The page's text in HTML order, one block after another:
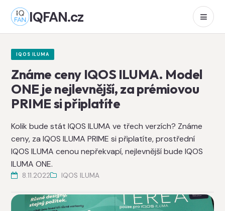
IQFAN.cz
IQOS ILUMA
Známe ceny IQOS ILUMA. Model
ONE je nejlevnější, za prémiovou
PRIME si připlatíte
Kolik bude stát IQOS ILUMA ve třech verzích? Známe
ceny, za IQOS ILUMA PRIME si připlatíte, prostřední
IQOS ILUMA cenou nepřekvapí, nejlevnější bude IQOS
ILUMA ONE.
8.11.2022 IQOS ILUMA